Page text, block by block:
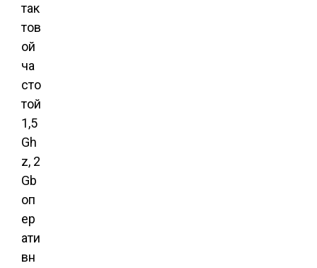
так
тов
ой
ча
сто
той
1,5
Gh
z, 2
Gb
оп
ер
ати
вн